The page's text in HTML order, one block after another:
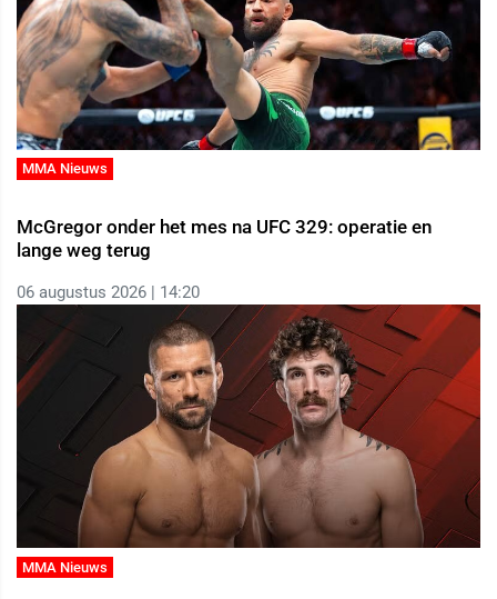
MMA Nieuws
McGregor onder het mes na UFC 329: operatie en
lange weg terug
06 augustus 2026 | 14:20
MMA Nieuws